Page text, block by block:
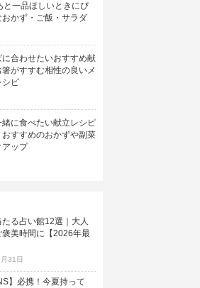
と一品ほしいときにぴ
おかず・ご飯・サラダ
に合わせたいおすすめ献
がすすむ相性の良いメ
シピ
緒に食べたい献立レシピ
おすすめのおかずや副菜
アップ
る占い館12選｜大人
褒美時間に【2026年最
31日
】必携！今夏持って